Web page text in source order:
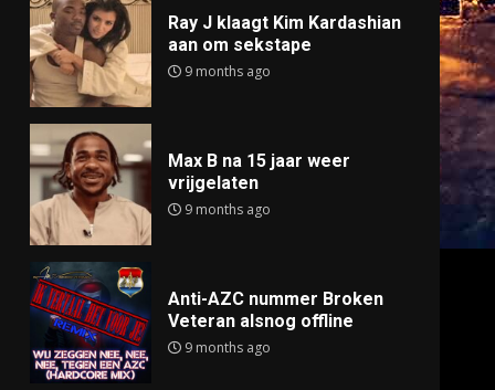
Ray J klaagt Kim Kardashian
aan om sekstape
9 months ago
Max B na 15 jaar weer
vrijgelaten
9 months ago
Anti-AZC nummer Broken
Veteran alsnog offline
9 months ago